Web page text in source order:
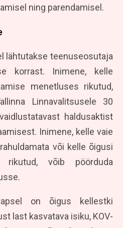
ning parendamisel.
lähtutakse teenuseosutaja
korrast. Inimene, kelle
menetluses rikutud,
Linnavalitsusele 30
haldusaktist
Inimene, kelle vaie
või kelle õigusi
rikutud, võib pöörduda
on õigus kellestki
last kasvatava isiku, KOV-